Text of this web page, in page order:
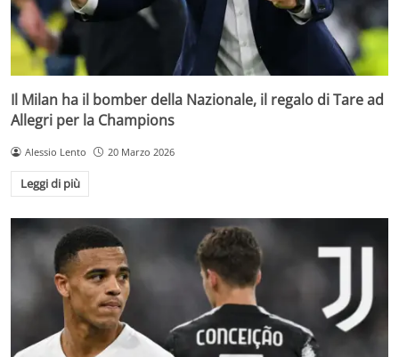
Il Milan ha il bomber della Nazionale, il regalo di Tare ad
Allegri per la Champions
Alessio Lento 20 Marzo 2026
Leggi di più